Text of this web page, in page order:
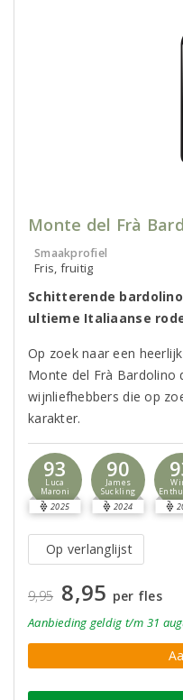
Monte del Frà
Smaakprofiel
Fris, fruitig
Schitterende
ultieme Italiaanse
Op zoek naar een
Monte del Frà Bardolino
wijnliefhebbers die op
karakter.
93
Luca
Maroni
2025
90
James
Suckling
2024
Op verlanglijst
9,95 8,95 per fles
Aanbieding geldig t/m 31